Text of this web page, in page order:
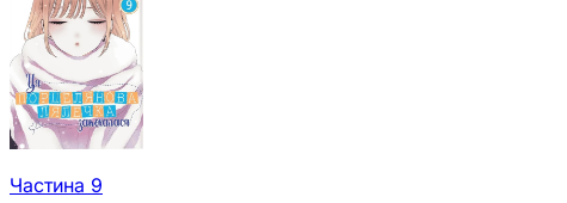
Частина 9